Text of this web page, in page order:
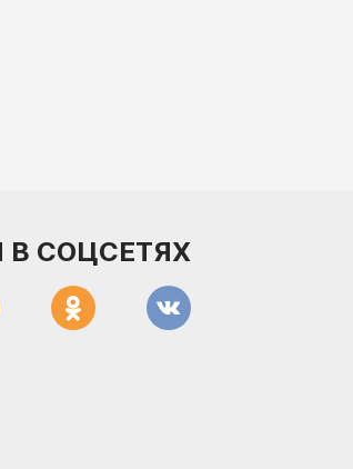
СОЦСЕТЯХ